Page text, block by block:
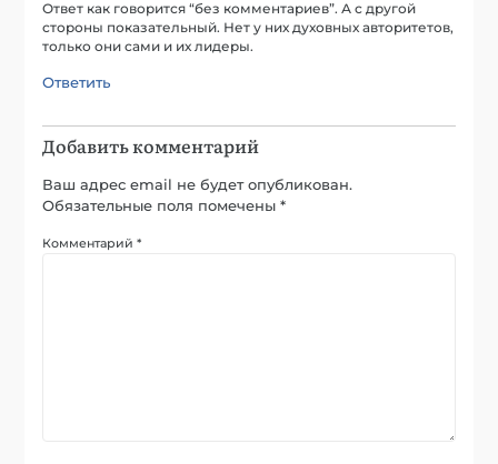
Ответ как говорится “без комментариев”. А с другой
стороны показательный. Нет у них духовных авторитетов,
только они сами и их лидеры.
Ответить
Добавить комментарий
Ваш адрес email не будет опубликован.
Обязательные поля помечены*
Комментарий*